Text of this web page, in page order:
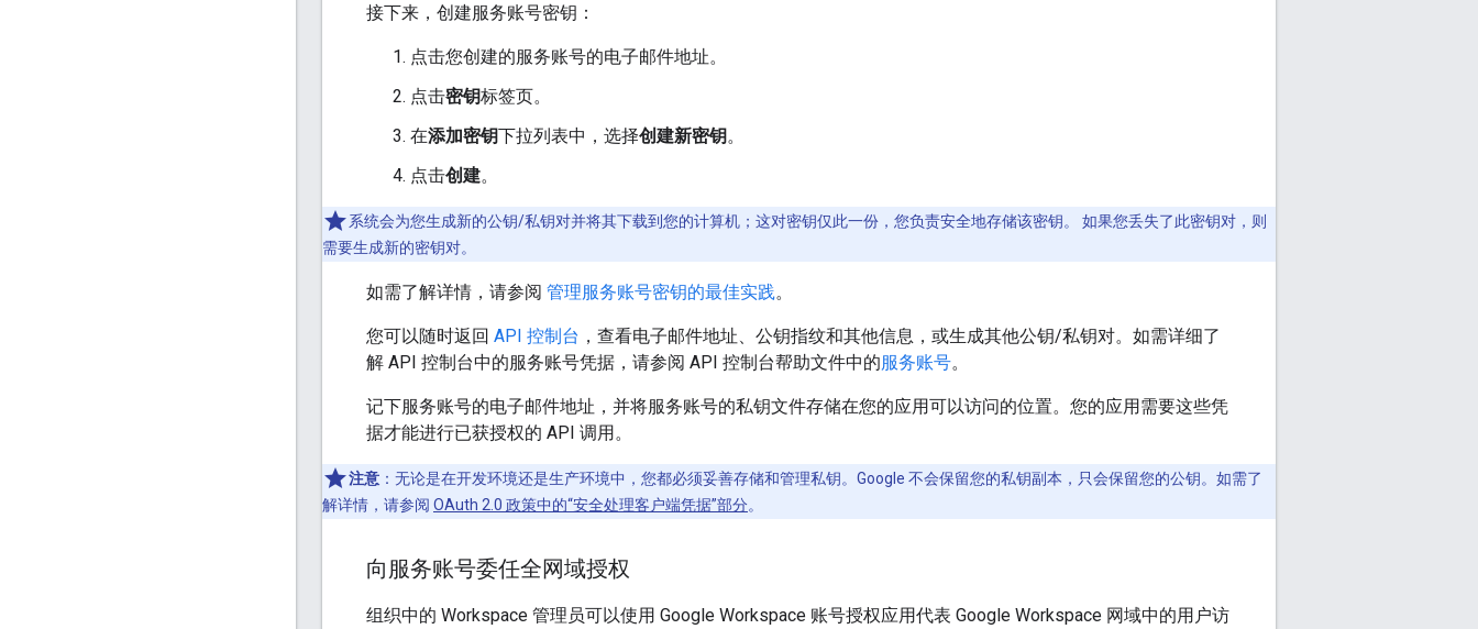
接下来，创建服务账号密钥：
点击您创建的服务账号的电子邮件地址。
点击密钥标签页。
在添加密钥下拉列表中，选择创建新密钥。
点击创建。
系统会为您生成新的公钥/私钥对并将其下载到您的计算机；这对密钥仅此一份，您负责安全地存储该密钥。 如果您丢失了此密钥对，则
需要生成新的密钥对。
如需了解详情，请参阅 管理服务账号密钥的最佳实践。
您可以随时返回 API 控制台 ，查看电子邮件地址、公钥指纹和其他信息，或生成其他公钥/私钥对。如需详细了
解 API 控制台中的服务账号凭据，请参阅 API 控制台帮助文件中的服务账号。
记下服务账号的电子邮件地址，并将服务账号的私钥文件存储在您的应用可以访问的位置。您的应用需要这些凭
据才能进行已获授权的 API 调用。
注意 ：无论是在开发环境还是生产环境中，您都必须妥善存储和管理私钥。Google 不会保留您的私钥副本，只会保留您的公钥。如需了
解详情，请参阅 OAuth 2.0 政策中的“安全处理客户端凭据”部分。
向服务账号委任全网域授权
组织中的 Workspace 管理员可以使用 Google Workspace 账号授权应用代表 Google Workspace 网域中的用户访